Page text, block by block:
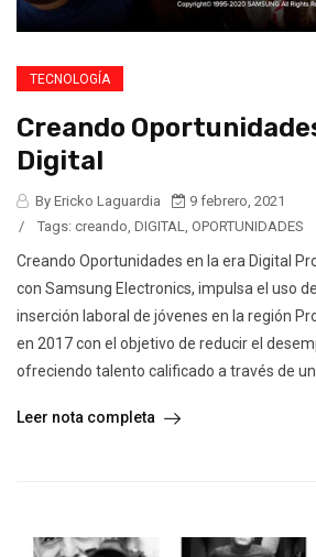
TECNOLOGÍA
Creando
Digital
By Ericko Laguardia
9 febrero, 2021
/
Tags: creando DIGITAL OPORTUNIDADES
Creando Oportunidades en la era Digital
con Samsung Electronics, impulsa el uso
inserción laboral de jóvenes en la región
en 2017 con el objetivo de reducir el
ofreciendo talento calificado a través de un
Leer nota completa